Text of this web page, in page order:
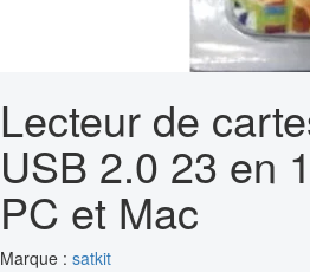
Lecteur de
USB 2.0 23 en
PC et Mac
Marque : satkit